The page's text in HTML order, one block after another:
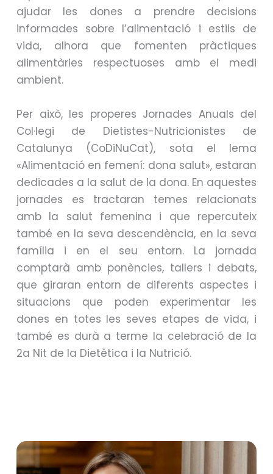
ajudar les dones a prendre decisions
informades sobre l’alimentació i estils de
vida, alhora que fomenten pràctiques
alimentàries respectuoses amb el medi
ambient.
Per això, les properes Jornades Anuals del
Col·legi de Dietistes-Nutricionistes de
Catalunya (CoDiNuCat), sota el lema
«Alimentació en femení: dona salut», estaran
dedicades a la salut de la dona. En aquestes
jornades es tractaran temes relacionats
amb la salut femenina i que repercuteix
també en la seva descendència, en la seva
família i en el seu entorn. La jornada
comptarà amb ponències, tallers i debats,
que giraran entorn de diferents aspectes i
situacions que poden experimentar les
dones en totes les seves etapes de vida, i
també es durà a terme la celebració de la
2a Nit de la Dietètica i la Nutrició.